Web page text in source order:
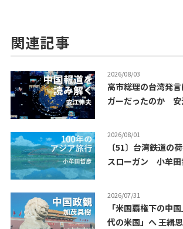
関連記事
2026/08/03
高市総理の台湾発
ガーだったのか 安
2026/08/01
〔51〕台湾鉄道の
スローガン 小牟田
2026/07/31
「米国覇権下の中
代の米国」へ ――王緝